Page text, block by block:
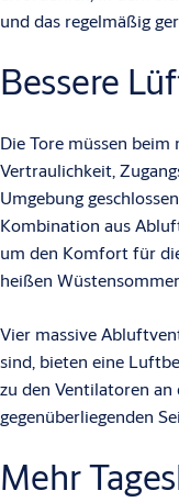
und das regelmäßig
Bessere
Die Tore müssen
Vertraulichkeit,
Umgebung
Kombination aus
um den Komfort für
heißen
Vier massive
sind, bieten eine
zu den Ventilatoren
gegenüberliegenden
Mehr